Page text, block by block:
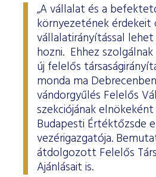
„A vállalat és a
környezetének érdekeit
vállalatirányítással lehet
hozni. Ehhez
új felelős
monda ma
vándorgyűlés Felelős
szekciójának elnökeként
Budapesti Értéktőzsde
vezérigazgatója.
átdolgozott Felelős
Ajánlásait is.